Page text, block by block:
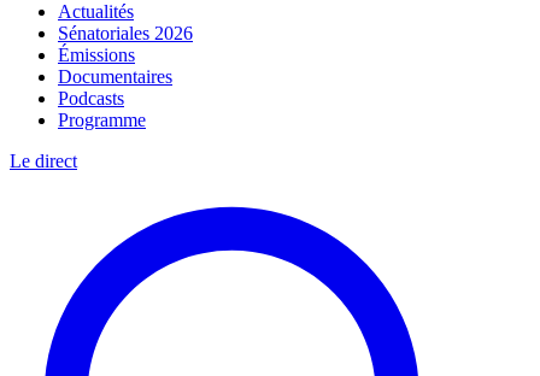
Actualités
Sénatoriales 2026
Émissions
Documentaires
Podcasts
Programme
Le direct